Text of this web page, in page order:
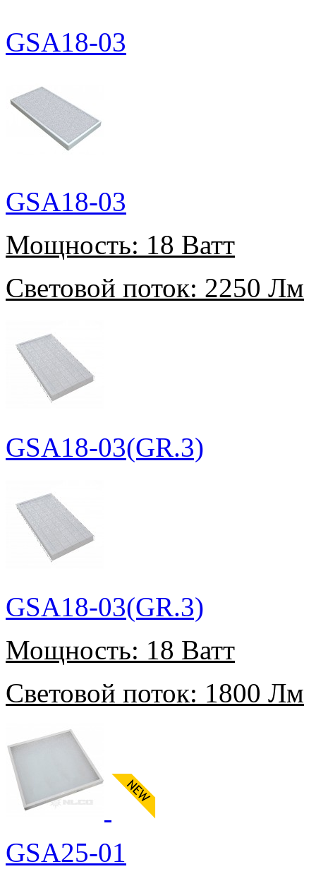
GSA18-03
GSA18-03
Мощность: 18 Ватт
Световой поток: 2250 Лм
GSA18-03(GR.3)
GSA18-03(GR.3)
Мощность: 18 Ватт
Световой поток: 1800 Лм
GSA25-01